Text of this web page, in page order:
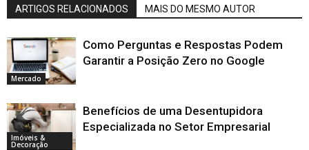
ARTIGOS RELACIONADOS MAIS DO MESMO AUTOR
Mercado
Como Perguntas e Respostas Podem
Garantir a Posição Zero no Google
Imóveis &
Decoração
Benefícios de uma Desentupidora
Especializada no Setor Empresarial